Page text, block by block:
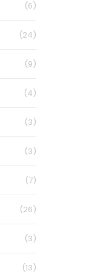
(6)
(24)
(9)
(4)
(3)
(3)
(7)
(26)
(3)
(13)